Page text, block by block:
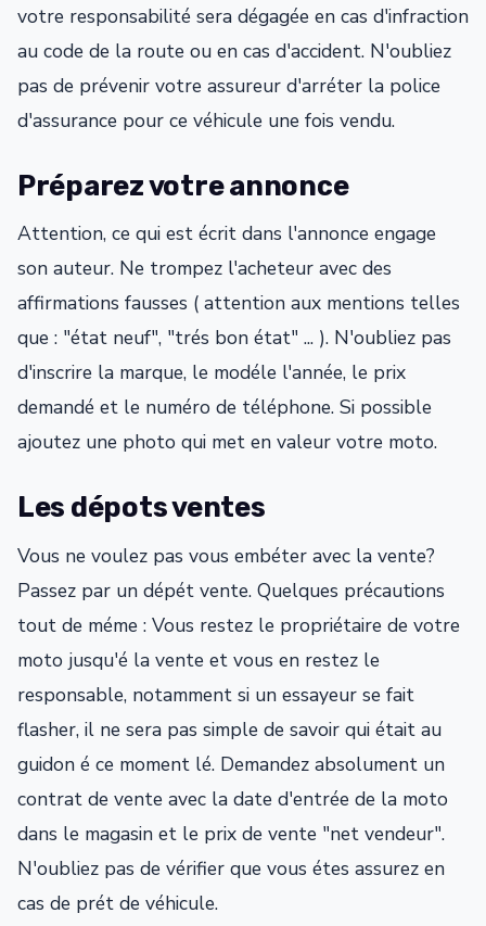
votre responsabilité sera dégagée en cas d'infraction
au code de la route ou en cas d'accident. N'oubliez
pas de prévenir votre assureur d'arréter la police
d'assurance pour ce véhicule une fois vendu.
Préparez votre annonce
Attention, ce qui est écrit dans l'annonce engage
son auteur. Ne trompez l'acheteur avec des
affirmations fausses ( attention aux mentions telles
que : "état neuf", "trés bon état" ... ). N'oubliez pas
d'inscrire la marque, le modéle l'année, le prix
demandé et le numéro de téléphone. Si possible
ajoutez une photo qui met en valeur votre moto.
Les dépots ventes
Vous ne voulez pas vous embéter avec la vente?
Passez par un dépét vente. Quelques précautions
tout de méme : Vous restez le propriétaire de votre
moto jusqu'é la vente et vous en restez le
responsable, notamment si un essayeur se fait
flasher, il ne sera pas simple de savoir qui était au
guidon é ce moment lé. Demandez absolument un
contrat de vente avec la date d'entrée de la moto
dans le magasin et le prix de vente "net vendeur".
N'oubliez pas de vérifier que vous étes assurez en
cas de prét de véhicule.